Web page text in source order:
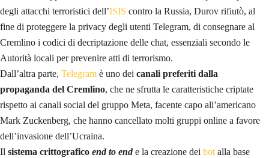
degli attacchi terroristici dell’ISIS contro la Russia, Durov rifiutò, al
fine di proteggere la privacy degli utenti Telegram, di consegnare al
Cremlino i codici di decriptazione delle chat, essenziali secondo le
Autorità locali per prevenire atti di terrorismo.
Dall’altra parte, Telegram è uno dei canali preferiti dalla
propaganda del Cremlino, che ne sfrutta le caratteristiche criptate
rispetto ai canali social del gruppo Meta, facente capo all’americano
Mark Zuckenberg, che hanno cancellato molti gruppi online a favore
dell’invasione dell’Ucraina.
Il sistema crittografico end to ende la creazione dei bot alla base